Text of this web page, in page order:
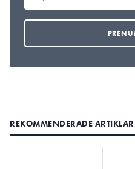
REKOMMENDERADE ARTIKLAR